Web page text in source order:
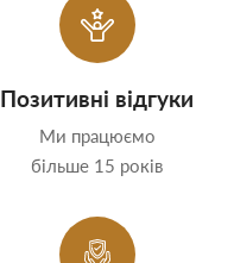
Позитивні відгуки
Ми працюємо
більше 15 років